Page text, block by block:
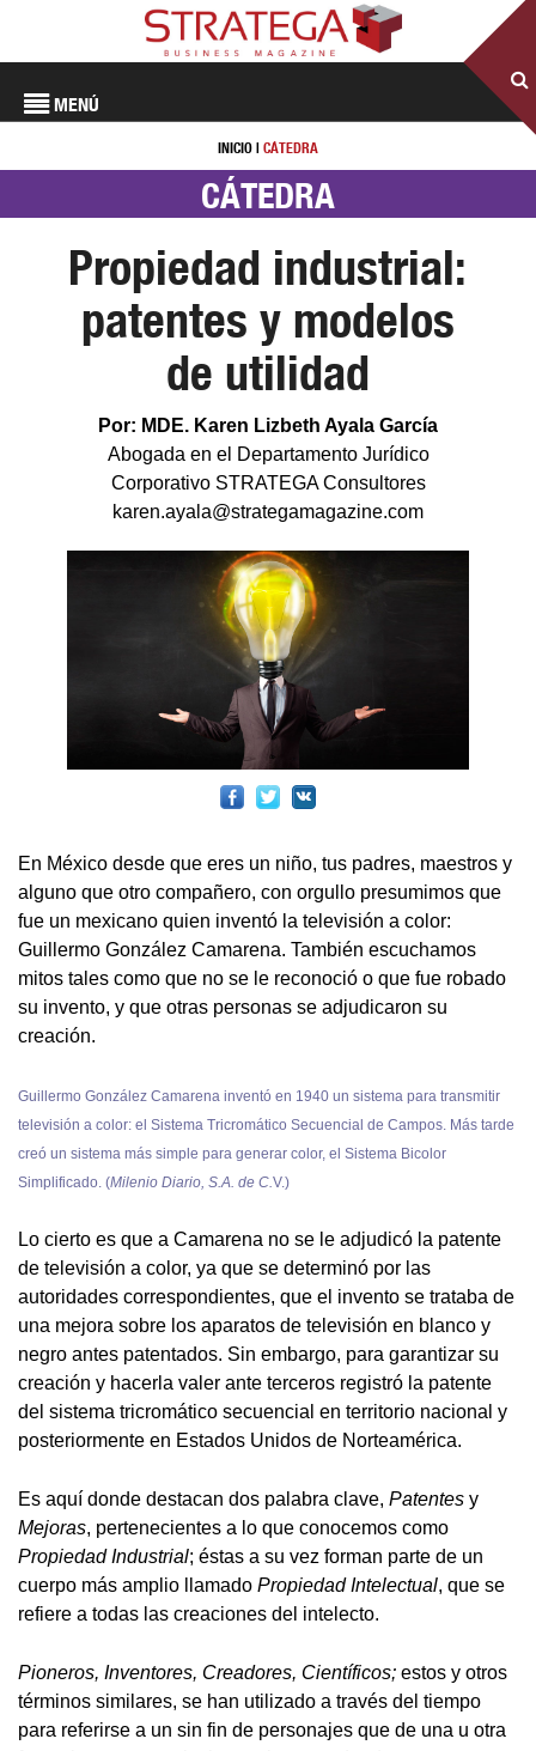
MENÚ
INICIO | CÁTEDRA
CÁTEDRA
Propiedad industrial:
patentes y modelos
de utilidad
Por: MDE. Karen Lizbeth Ayala García
Abogada en el Departamento Jurídico
Corporativo STRATEGA Consultores
karen.ayala@strategamagazine.com
En México desde que eres un niño, tus padres, maestros y
alguno que otro compañero, con orgullo presumimos que
fue un mexicano quien inventó la televisión a color:
Guillermo González Camarena. También escuchamos
mitos tales como que no se le reconoció o que fue robado
su invento, y que otras personas se adjudicaron su
creación.
Guillermo González Camarena inventó en 1940 un sistema para transmitir
televisión a color: el Sistema Tricromático Secuencial de Campos. Más tarde
creó un sistema más simple para generar color, el Sistema Bicolor
Simplificado. (Milenio Diario, S.A. de C.V.)
Lo cierto es que a Camarena no se le adjudicó la patente
de televisión a color, ya que se determinó por las
autoridades correspondientes, que el invento se trataba de
una mejora sobre los aparatos de televisión en blanco y
negro antes patentados. Sin embargo, para garantizar su
creación y hacerla valer ante terceros registró la patente
del sistema tricromático secuencial en territorio nacional y
posteriormente en Estados Unidos de Norteamérica.
Es aquí donde destacan dos palabra clave, Patentes y
Mejoras, pertenecientes a lo que conocemos como
Propiedad Industrial; éstas a su vez forman parte de un
cuerpo más amplio llamado Propiedad Intelectual, que se
refiere a todas las creaciones del intelecto.
Pioneros, Inventores, Creadores, Científicos; estos y otros
términos similares, se han utilizado a través del tiempo
para referirse a un sin fin de personajes que de una u otra